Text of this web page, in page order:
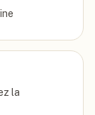
la